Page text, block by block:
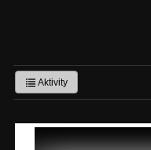
Aktivity